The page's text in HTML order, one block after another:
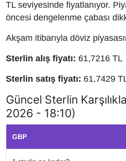
TL seviyesinde fiyatlanıyor.
öncesi dengelenme çabası
Akşam itibarıyla döviz
Sterlin alış fiyatı: 61,7216 TL
Sterlin satış fiyatı: 61,7429
Güncel Sterlin
2026 - 18:10)
GBP